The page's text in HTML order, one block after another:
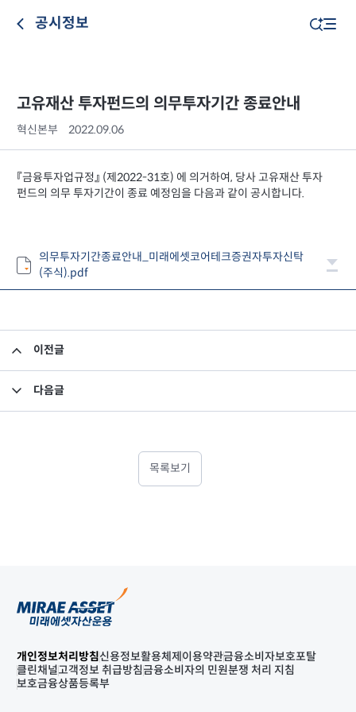
공시정보
고유재산 투자펀드의 의무투자기간 종료안내
혁신본부 2022.09.06
『금융투자업규정』 (제2022-31호) 에 의거하여, 당사 고유재산 투자
펀드의 의무 투자기간이 종료 예정임을 다음과 같이 공시합니다.
의무투자기간종료안내_미래에셋코어테크증권자투자신탁
(주식).pdf
이전글
다음글
목록보기
개인정보처리방침신용정보활용체제 이용약관금융소비자보호포탈
클린채널고객정보 취급방침금융소비자의 민원분쟁 처리 지침
보호금융상품등록부